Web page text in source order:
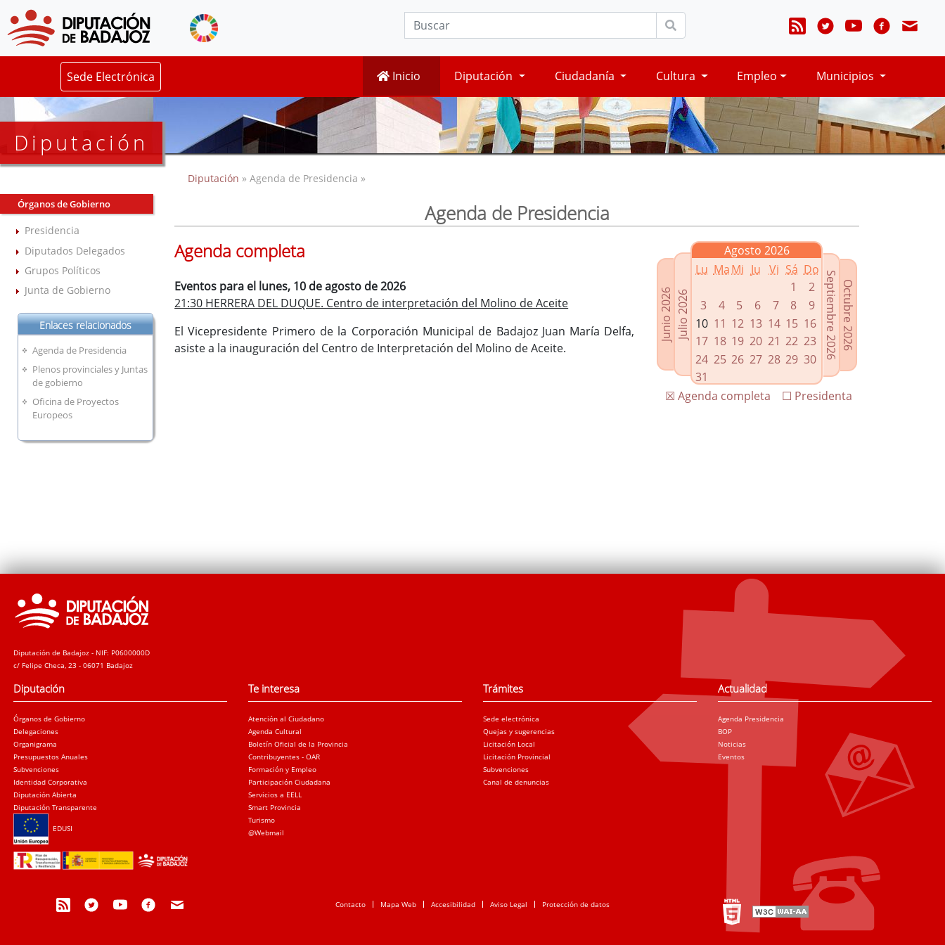
Sede Electrónica Inicio Diputación Ciudadanía Cultura Empleo Municipios
Diputación
Órganos de Gobierno
Presidencia
Diputados Delegados
Grupos Políticos
Junta de Gobierno
Enlaces relacionados
Agenda de Presidencia
Plenos provinciales y Juntas
de gobierno
Oficina de Proyectos
Europeos
Diputación » Agenda de Presidencia »
Agenda de Presidencia
Junio 2026Julio 2026
Agosto 2026
Lu MaMi Ju Vi Sá Do
1
2
3
4 5 6 7 8
9
10 11 12 13 14 15 16
17 18 19 20 21 22 23
24 25 26 27 28 29 30
31
Octubre 2026
Septiembre 2026
☐ Presidenta
☒ Agenda completa
Agenda completa
Eventos para el lunes, 10 de agosto de 2026
21:30 HERRERA DEL DUQUE. Centro de interpretación del Molino de Aceite
El Vicepresidente Primero de la Corporación Municipal de Badajoz Juan María Delfa,
asiste a la inauguración del Centro de Interpretación del Molino de Aceite.
Diputación de Badajoz - NIF: P0600000D
c/ Felipe Checa, 23 - 06071 Badajoz
Diputación
Órganos de Gobierno
Delegaciones
Organigrama
Presupuestos Anuales
Subvenciones
Identidad Corporativa
Diputación Abierta
Diputación Transparente
EDUSI
Te interesa
Atención al Ciudadano
Agenda Cultural
Boletín Oficial de la Provincia
Contribuyentes - OAR
Formación y Empleo
Participación Ciudadana
Servicios a EELL
Smart Provincia
Turismo
@Webmail
Trámites
Sede electrónica
Quejas y sugerencias
Licitación Local
Licitación Provincial
Subvenciones
Canal de denuncias
Actualidad
Agenda Presidencia
BOP
Noticias
Eventos
Contacto Mapa Web Accesibilidad Aviso Legal Protección de datos